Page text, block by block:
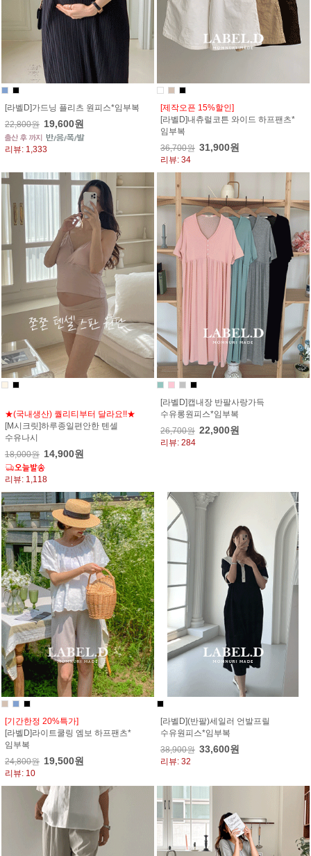
[라벨D]가드닝 플리츠 원피스*임부복
22,800원 19,600원
리뷰: 1,333
[제작오픈 15%할인]
[라벨D]내츄럴코튼 와이드 하프팬츠*
임부복
36,700원 31,900원
리뷰: 34
★(국내생산) 퀄리티부터 달라요!!★
[M시크릿]하루종일편안한 텐셀
수유나시
18,000원 14,900원
리뷰: 1,118
[라벨D]캡내장 반팔사랑가득
수유롱원피스*임부복
26,700원 22,900원
리뷰: 284
[기간한정 20%특가]
[라벨D]라이트쿨링 엠보 하프팬츠*
임부복
24,800원 19,500원
리뷰: 10
[라벨D](반팔)세일러 언발프릴
수유원피스*임부복
38,900원 33,600원
리뷰: 32